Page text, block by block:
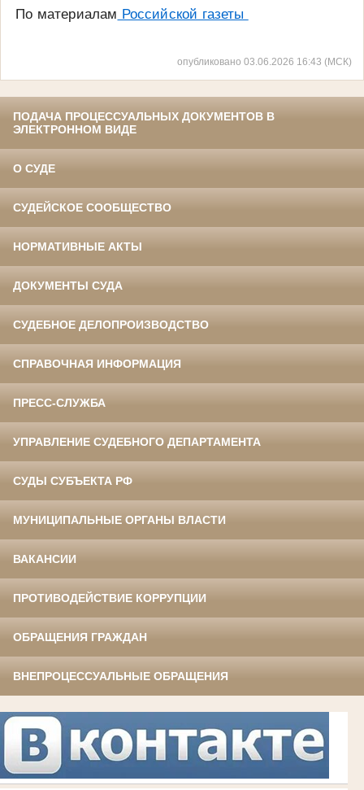
По материалам Российской газеты
опубликовано 03.06.2026 16:43 (МСК)
ПОДАЧА ПРОЦЕССУАЛЬНЫХ ДОКУМЕНТОВ В
ЭЛЕКТРОННОМ ВИДЕ
О СУДЕ
СУДЕЙСКОЕ СООБЩЕСТВО
НОРМАТИВНЫЕ АКТЫ
ДОКУМЕНТЫ СУДА
СУДЕБНОЕ ДЕЛОПРОИЗВОДСТВО
СПРАВОЧНАЯ ИНФОРМАЦИЯ
ПРЕСС-СЛУЖБА
УПРАВЛЕНИЕ СУДЕБНОГО ДЕПАРТАМЕНТА
СУДЫ СУБЪЕКТА РФ
МУНИЦИПАЛЬНЫЕ ОРГАНЫ ВЛАСТИ
ВАКАНСИИ
ПРОТИВОДЕЙСТВИЕ КОРРУПЦИИ
ОБРАЩЕНИЯ ГРАЖДАН
ВНЕПРОЦЕССУАЛЬНЫЕ ОБРАЩЕНИЯ